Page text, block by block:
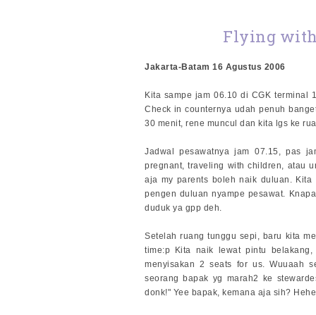
Flying
Jakarta-Batam 16 Agustus 2006
Kita sampe jam 06.10 di CGK terminal
Check in counternya udah penuh
30 menit, rene muncul dan kita lgs ke
Jadwal pesawatnya jam 07.15, pas
pregnant, traveling with children, atau
aja my parents boleh naik duluan.
pengen duluan nyampe pesawat.
duduk ya gpp deh.
Setelah ruang tunggu sepi, baru kita
time:p Kita naik lewat pintu
menyisakan 2 seats for us. Wuuaah
seorang bapak yg marah2 ke
donk!" Yee bapak, kemana aja sih?